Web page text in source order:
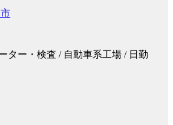
ター・検査 / 自動車系工場 / 日勤